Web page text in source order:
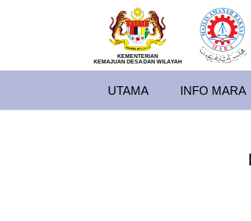
KEMENTERIAN
KEMAJUAN DESA DAN WILA YAH
UTAMA INFO MARA